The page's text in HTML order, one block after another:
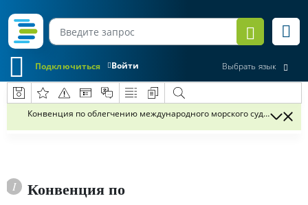
Войти
Подключиться Выбрать язык
Конвенция по облегчению международного морского
Конвенция по